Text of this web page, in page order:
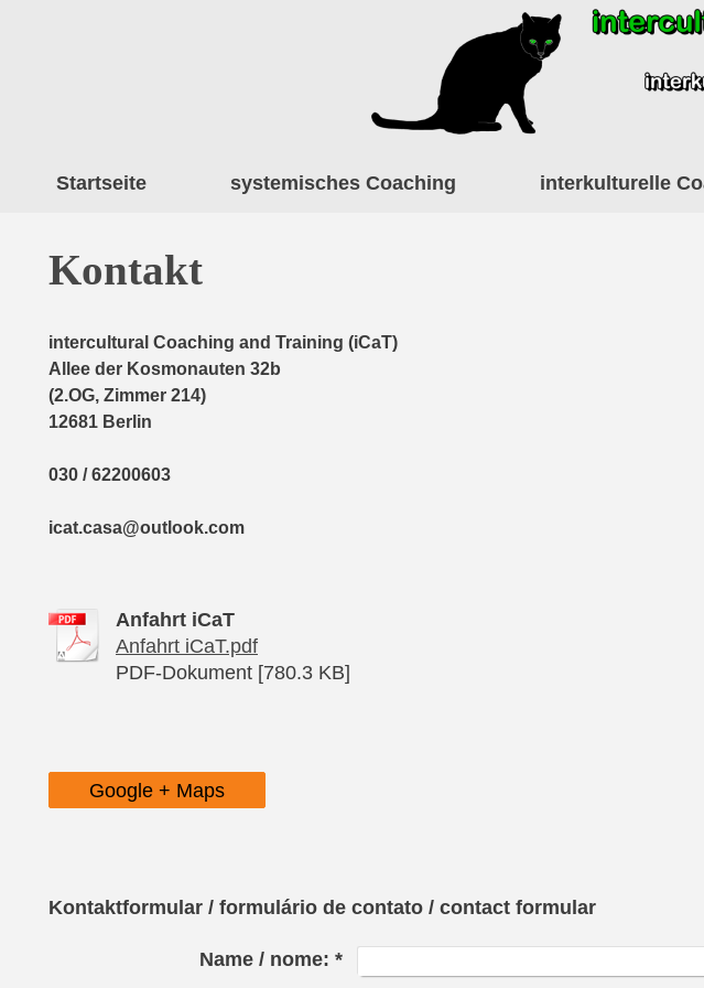
Startseite systemisches Coaching interkulturelle
Kontakt
intercultural Coaching and Training (iCaT)
Allee der Kosmonauten 32b
(2.OG, Zimmer 214)
12681 Berlin
030 / 62200603
icat.casa@outlook.com
Anfahrt iCaT
Anfahrt iCaT.pdf
PDF-Dokument [780.3 KB]
Google + Maps
Kontaktformular / formulário de contato / contact formular
Name / nome: *